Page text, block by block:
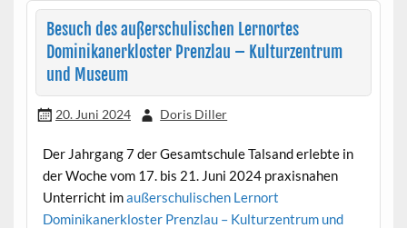
Besuch des außerschulischen Lernortes
Dominikanerkloster Prenzlau – Kulturzentrum
und Museum
20. Juni 2024 Doris Diller
Der Jahrgang 7 der Gesamtschule Talsand erlebte in
der Woche vom 17. bis 21. Juni 2024 praxisnahen
Unterricht imaußerschulischen Lernort
Dominikanerkloster Prenzlau – Kulturzentrum und